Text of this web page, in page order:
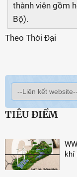
thành viên gồm
Bộ).
Theo Thời Đại
TIÊU ĐIỂM
khí